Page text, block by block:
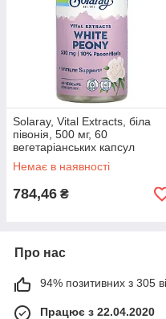
Solaray, Vital Extracts, біла
півонія, 500 мг, 60
вегетаріанських капсул
оригінал
Немає в наявності
784,46 ₴
Про нас
94% позитивних з 305
Працює з 22.04.2020